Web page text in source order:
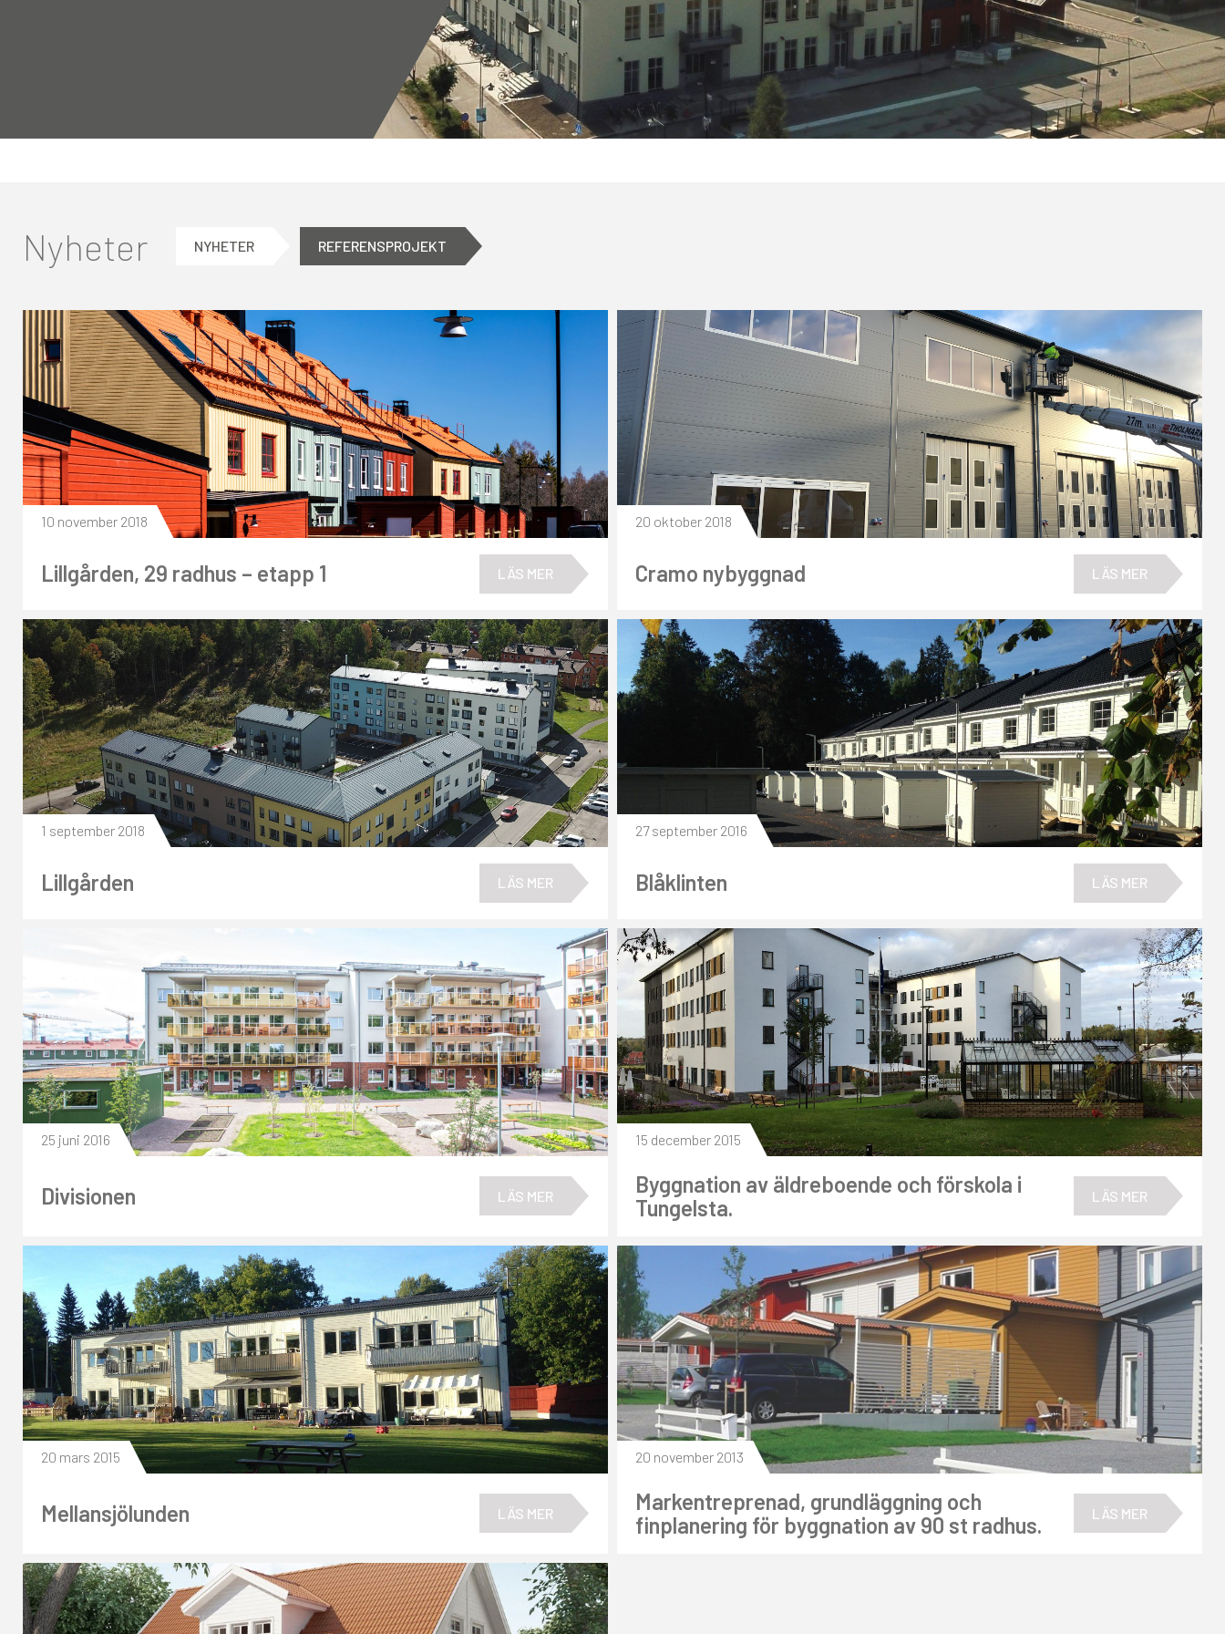
Nyheter NYHETER REFERENSPROJEKT
10 november 2018
Lillgården, 29 radhus – etapp 1 LÄS MER
20 oktober 2018
Cramo nybyggnad LÄS MER
1 september 2018
Lillgården LÄS MER
27 september 2016
Blåklinten LÄS MER
25 juni 2016
Divisionen LÄS MER
15 december 2015
Byggnation av äldreboende och förskola i
Tungelsta.
LÄS MER
20 mars 2015
Mellansjölunden LÄS MER
20 november 2013
Markentreprenad, grundläggning och
finplanering för byggnation av 90 st radhus.
LÄS MER